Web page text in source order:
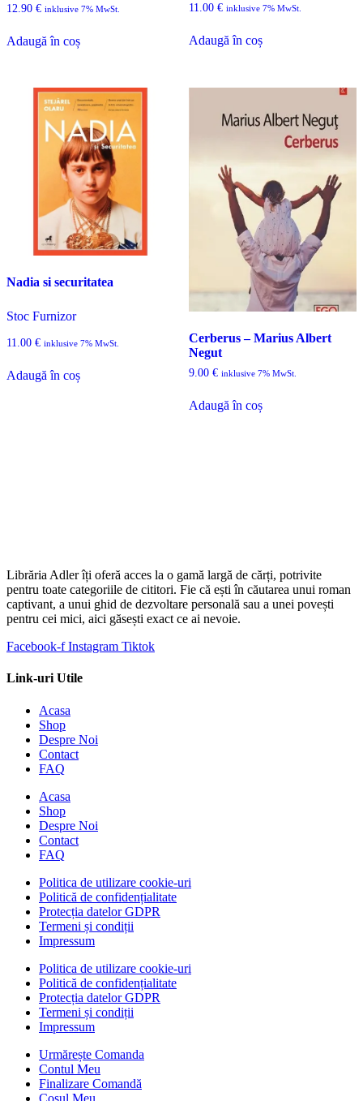
12.90 € inklusive 7% MwSt.
Adaugă în coș
11.00 € inklusive 7% MwSt.
Adaugă în coș
Nadia si securitatea
Stoc Furnizor
11.00 € inklusive 7% MwSt.
Adaugă în coș
Cerberus – Marius Albert
Negut
9.00 € inklusive 7% MwSt.
Adaugă în coș
Librăria Adler îți oferă acces la o gamă largă de cărți, potrivite
pentru toate categoriile de cititori. Fie că ești în căutarea unui roman
captivant, a unui ghid de dezvoltare personală sau a unei povești
pentru cei mici, aici găsești exact ce ai nevoie.
Facebook-f Instagram Tiktok
Link-uri Utile
Acasa
Shop
Despre Noi
Contact
FAQ
Acasa
Shop
Despre Noi
Contact
FAQ
Politica de utilizare cookie-uri
Politică de confidențialitate
Protecția datelor GDPR
Termeni și condiții
Impressum
Politica de utilizare cookie-uri
Politică de confidențialitate
Protecția datelor GDPR
Termeni și condiții
Impressum
Urmărește Comanda
Contul Meu
Finalizare Comandă
Coșul Meu